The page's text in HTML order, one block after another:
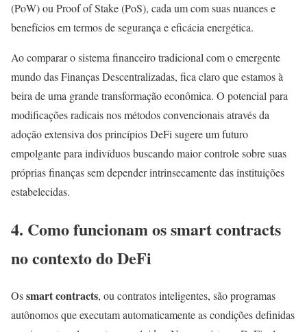
(PoW) ou Proof of Stake (PoS), cada um com suas nuances e
benefícios em termos de segurança e eficácia energética.
Ao comparar o sistema financeiro tradicional com o emergente
mundo das Finanças Descentralizadas, fica claro que estamos à
beira de uma grande transformação econômica. O potencial para
modificações radicais nos métodos convencionais através da
adoção extensiva dos princípios DeFi sugere um futuro
empolgante para indivíduos buscando maior controle sobre suas
próprias finanças sem depender intrinsecamente das instituições
estabelecidas.
4. Como funcionam os smart contracts
no contexto do DeFi
Ossmart contracts, ou contratos inteligentes, são programas
autônomos que executam automaticamente as condições definidas